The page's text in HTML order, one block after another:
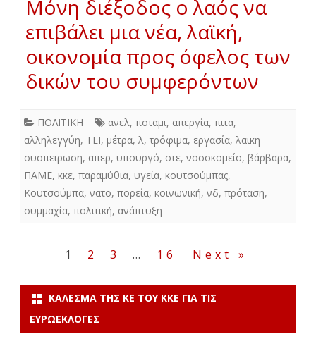
Μόνη διέξοδος ο λαός να
επιβάλει μια νέα, λαϊκή,
οικονομία προς όφελος των
δικών του συμφερόντων
ΠΟΛΙΤΙΚΗ ανελ, ποταμι, απεργία, πιτα,
αλληλεγγύη, ΤΕΙ, μέτρα, λ, τρόφιμα, εργασία, λαικη
συσπειρωση, απερ, υπουργό, οτε, νοσοκομείο, βάρβαρα,
ΠΑΜΕ, κκε, παραμύθια, υγεία, κουτσούμπας,
Κουτσούμπα, νατο, πορεία, κοινωνική, νδ, πρόταση,
συμμαχία, πολιτική, ανάπτυξη
Σελιδοποίηση
1 2 3 … 16 Next »
ΚΆΛΕΣΜΑ ΤΗΣ ΚΕ ΤΟΥ ΚΚΕ ΓΙΑ ΤΙΣ
ΕΥΡΩΕΚΛΟΓΈΣ